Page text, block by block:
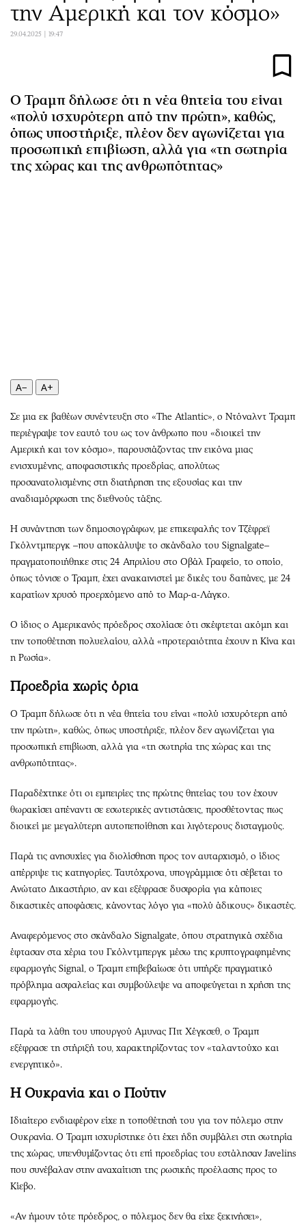
Αθλητισμός
Κύπρος
Κληρώσεις Allwyn
Οικονομική
Οικονομία
Real Estate
Επιχειρήσεις
Πολιτισμός
Θέατρο-Χορός
Μουσική
Εικαστικά
Βιβλίο
Χειρόγραφα
Geek
Αυτοκίνηση
Αφιερώματα
Πολιτική
Οικονομία
Γενικά
Wine routes
Podcasts
Uncut
Προσφορές
Προσωπικότητες στην ''Κ''
την Αμερική και τον κόσμο»
29.04.2025 | 19:47
Ο Τραμπ δήλωσε ότι η νέα θητεία του είναι
«πολύ ισχυρότερη από την πρώτη», καθώς,
όπως υποστήριξε, πλέον δεν αγωνίζεται για
προσωπική επιβίωση, αλλά για «τη σωτηρία
της χώρας και της ανθρωπότητας»
A− A+
Σε μια εκ βαθέων συνέντευξη στο «The Atlantic», ο Ντόναλντ Τραμπ
περιέγραψε τον εαυτό του ως τον άνθρωπο που «διοικεί την
Αμερική και τον κόσμο», παρουσιάζοντας την εικόνα μιας
ενισχυμένης, αποφασιστικής προεδρίας, απολύτως
προσανατολισμένης στη διατήρηση της εξουσίας και την
αναδιαμόρφωση της διεθνούς τάξης.
Η συνάντηση των δημοσιογράφων, με επικεφαλής τον Τζέφρεϊ
Γκόλντμπεργκ –που αποκάλυψε το σκάνδαλο του Signalgate–
πραγματοποιήθηκε στις 24 Απριλίου στο Οβάλ Γραφείο, το οποίο,
όπως τόνισε ο Τραμπ, έχει ανακαινιστεί με δικές του δαπάνες, με 24
καρατίων χρυσό προερχόμενο από το Μαρ-α-Λάγκο.
Ο ίδιος ο Αμερικανός πρόεδρος σχολίασε ότι σκέφτεται ακόμη και
την τοποθέτηση πολυελαίου, αλλά «προτεραιότητα έχουν η Κίνα και
η Ρωσία».
Προεδρία χωρίς όρια
Ο Τραμπ δήλωσε ότι η νέα θητεία του είναι «πολύ ισχυρότερη από
την πρώτη», καθώς, όπως υποστήριξε, πλέον δεν αγωνίζεται για
προσωπική επιβίωση, αλλά για «τη σωτηρία της χώρας και της
ανθρωπότητας».
Παραδέχτηκε ότι οι εμπειρίες της πρώτης θητείας του τον έχουν
θωρακίσει απέναντι σε εσωτερικές αντιστάσεις, προσθέτοντας πως
διοικεί με μεγαλύτερη αυτοπεποίθηση και λιγότερους δισταγμούς.
Παρά τις ανησυχίες για διολίσθηση προς τον αυταρχισμό, ο ίδιος
απέρριψε τις κατηγορίες. Ταυτόχρονα, υπογράμμισε ότι σέβεται το
Ανώτατο Δικαστήριο, αν και εξέφρασε δυσφορία για κάποιες
δικαστικές αποφάσεις, κάνοντας λόγο για «πολύ άδικους» δικαστές.
Αναφερόμενος στο σκάνδαλο Signalgate, όπου στρατηγικά σχέδια
έφτασαν στα χέρια του Γκόλντμπεργκ μέσω της κρυπτογραφημένης
εφαρμογής Signal, ο Τραμπ επιβεβαίωσε ότι υπήρξε πραγματικό
πρόβλημα ασφαλείας και συμβούλεψε να αποφεύγεται η χρήση της
εφαρμογής.
Παρά τα λάθη του υπουργού Αμυνας Πιτ Χέγκσεθ, ο Τραμπ
εξέφρασε τη στήριξή του, χαρακτηρίζοντας τον «ταλαντούχο και
ενεργητικό».
Η Ουκρανία και ο Πούτιν
Ιδιαίτερο ενδιαφέρον είχε η τοποθέτησή του για τον πόλεμο στην
Ουκρανία. Ο Τραμπ ισχυρίστηκε ότι έχει ήδη συμβάλει στη σωτηρία
της χώρας, υπενθυμίζοντας ότι επί προεδρίας του εστάλησαν Javelins
που συνέβαλαν στην αναχαίτιση της ρωσικής προέλασης προς το
Κίεβο.
«Αν ήμουν τότε πρόεδρος, ο πόλεμος δεν θα είχε ξεκινήσει»,